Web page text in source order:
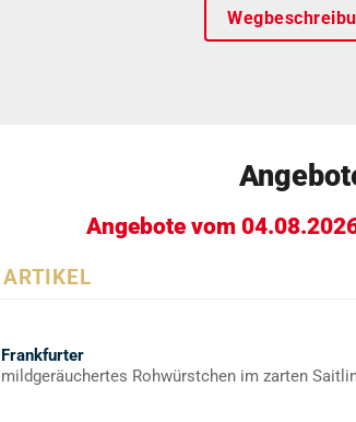
Angebote vom
ARTIKEL
Frankfurter
mildgeräuchertes Rohwürstchen im zarten